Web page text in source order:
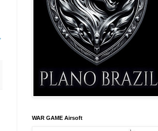
WAR GAME Airsoft